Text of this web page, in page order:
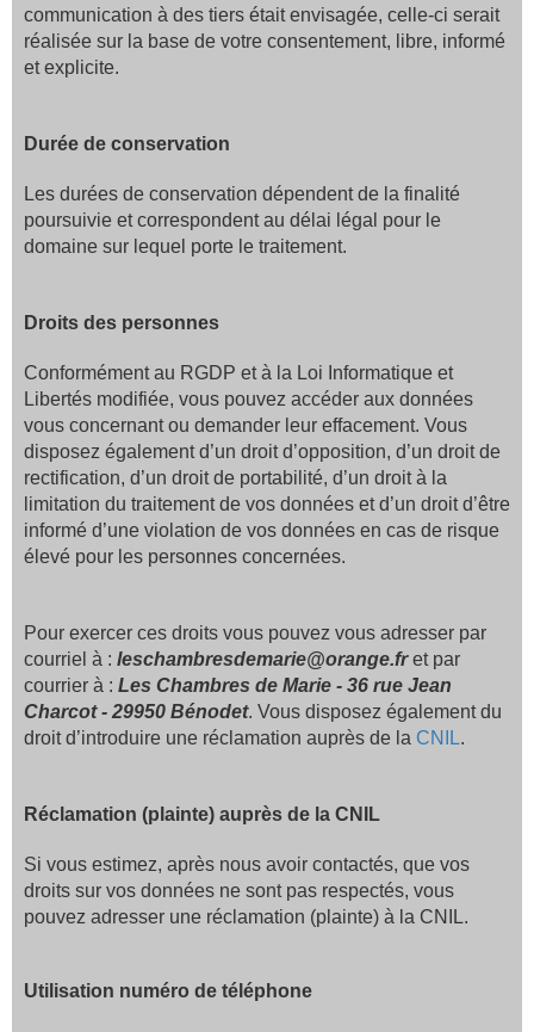
communication à des tiers était envisagée, celle-ci serait
réalisée sur la base de votre consentement, libre, informé
et explicite.
Durée de conservation
Les durées de conservation dépendent de la finalité
poursuivie et correspondent au délai légal pour le
domaine sur lequel porte le traitement.
Droits des personnes
Conformément au RGDP et à la Loi Informatique et
Libertés modifiée, vous pouvez accéder aux données
vous concernant ou demander leur effacement. Vous
disposez également d’un droit d’opposition, d’un droit de
rectification, d’un droit de portabilité, d’un droit à la
limitation du traitement de vos données et d’un droit d’être
informé d’une violation de vos données en cas de risque
élevé pour les personnes concernées.
Pour exercer ces droits vous pouvez vous adresser par
courriel à : leschambresdemarie@orange.fr et par
courrier à : Les Chambres de Marie - 36 rue Jean
Charcot - 29950 Bénodet. Vous disposez également du
droit d’introduire une réclamation auprès de la CNIL.
Réclamation (plainte) auprès de la CNIL
Si vous estimez, après nous avoir contactés, que vos
droits sur vos données ne sont pas respectés, vous
pouvez adresser une réclamation (plainte) à la CNIL.
Utilisation numéro de téléphone